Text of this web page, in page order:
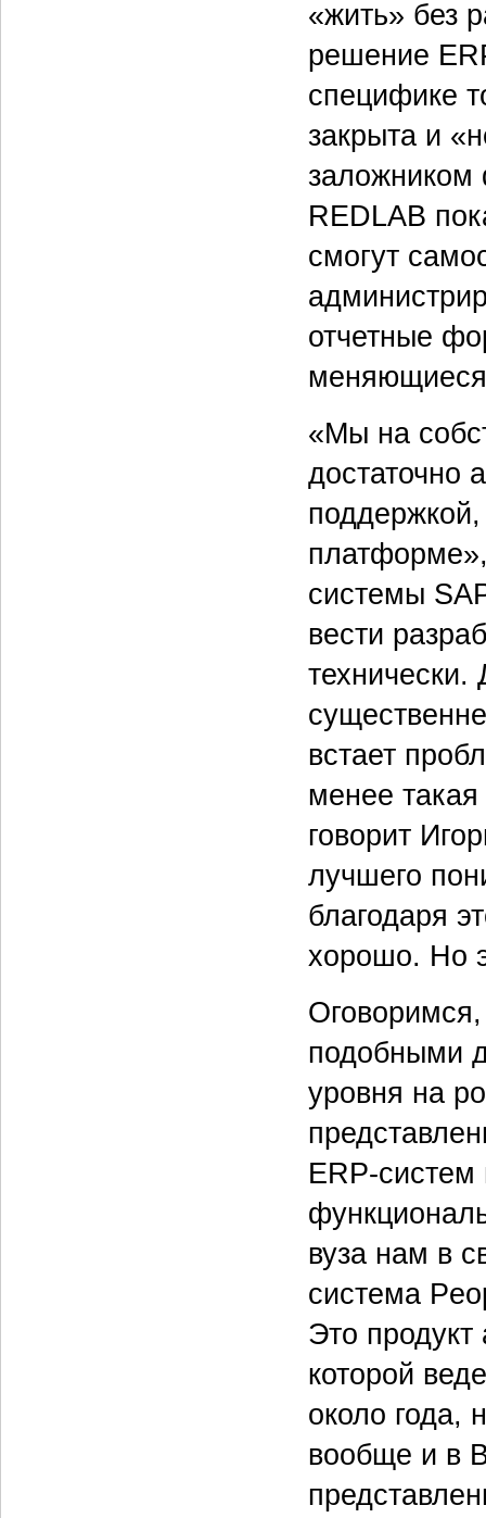
«жить» без
решение
специфике
закрыта и
заложником
REDLAB
смогут
отчетные
«Мы на
достаточно
системы
вести
технически.
встает
менее
говорит
лучшего
благодаря
хорошо. Но
подобными
уровня на
ERP-систем
вуза нам в
система
Это
которой
около года,
вообще и в